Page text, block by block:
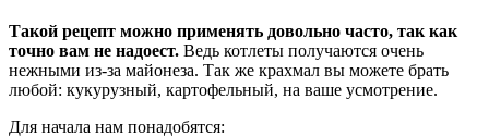
Такой рецепт можно применять довольно часто, так как
точно вам не надоест. Ведь котлеты получаются очень
нежными из-за майонеза. Так же крахмал вы можете брать
любой: кукурузный, картофельный, на ваше усмотрение.
Для начала нам понадобятся: